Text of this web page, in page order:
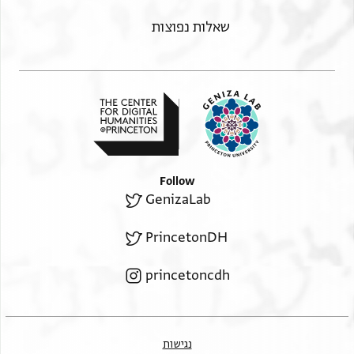
שארית הלוי בר מצליח [
שאלות נפוצות
Follow
GenizaLab
PrincetonDH
princetoncdh
נגישות